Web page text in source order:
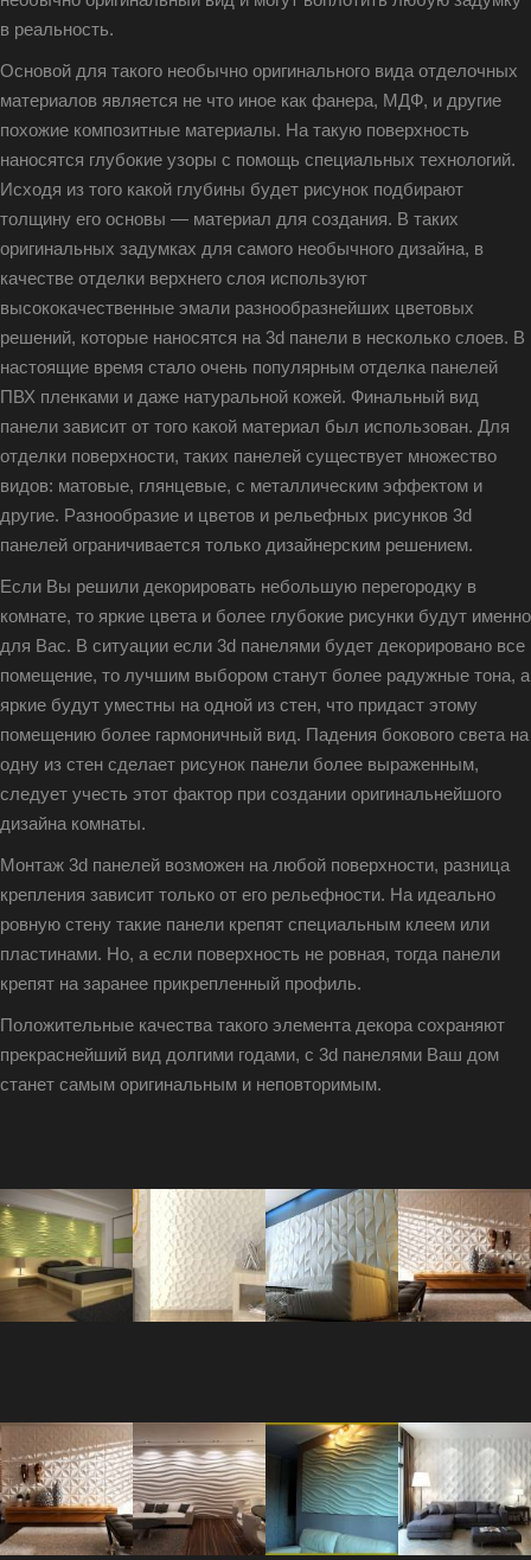
в реальность.
Основой для такого необычно оригинального вида отделочных
материалов является не что иное как фанера, МДФ, и другие
похожие композитные материалы. На такую поверхность
наносятся глубокие узоры с помощь специальных технологий.
Исходя из того какой глубины будет рисунок подбирают
толщину его основы — материал для создания. В таких
оригинальных задумках для самого необычного дизайна, в
качестве отделки верхнего слоя используют
высококачественные эмали разнообразнейших цветовых
решений, которые наносятся на 3d панели в несколько слоев. В
настоящие время стало очень популярным отделка панелей
ПВХ пленками и даже натуральной кожей. Финальный вид
панели зависит от того какой материал был использован. Для
отделки поверхности, таких панелей существует множество
видов: матовые, глянцевые, с металлическим эффектом и
другие. Разнообразие и цветов и рельефных рисунков 3d
панелей ограничивается только дизайнерским решением.
Если Вы решили декорировать небольшую перегородку в
комнате, то яркие цвета и более глубокие рисунки будут именно
для Вас. В ситуации если 3d панелями будет декорировано все
помещение, то лучшим выбором станут более радужные тона, а
яркие будут уместны на одной из стен, что придаст этому
помещению более гармоничный вид. Падения бокового света на
одну из стен сделает рисунок панели более выраженным,
следует учесть этот фактор при создании оригинальнейшого
дизайна комнаты.
Монтаж 3d панелей возможен на любой поверхности, разница
крепления зависит только от его рельефности. На идеально
ровную стену такие панели крепят специальным клеем или
пластинами. Но, а если поверхность не ровная, тогда панели
крепят на заранее прикрепленный профиль.
Положительные качества такого элемента декора сохраняют
прекраснейший вид долгими годами, с 3d панелями Ваш дом
станет самым оригинальным и неповторимым.